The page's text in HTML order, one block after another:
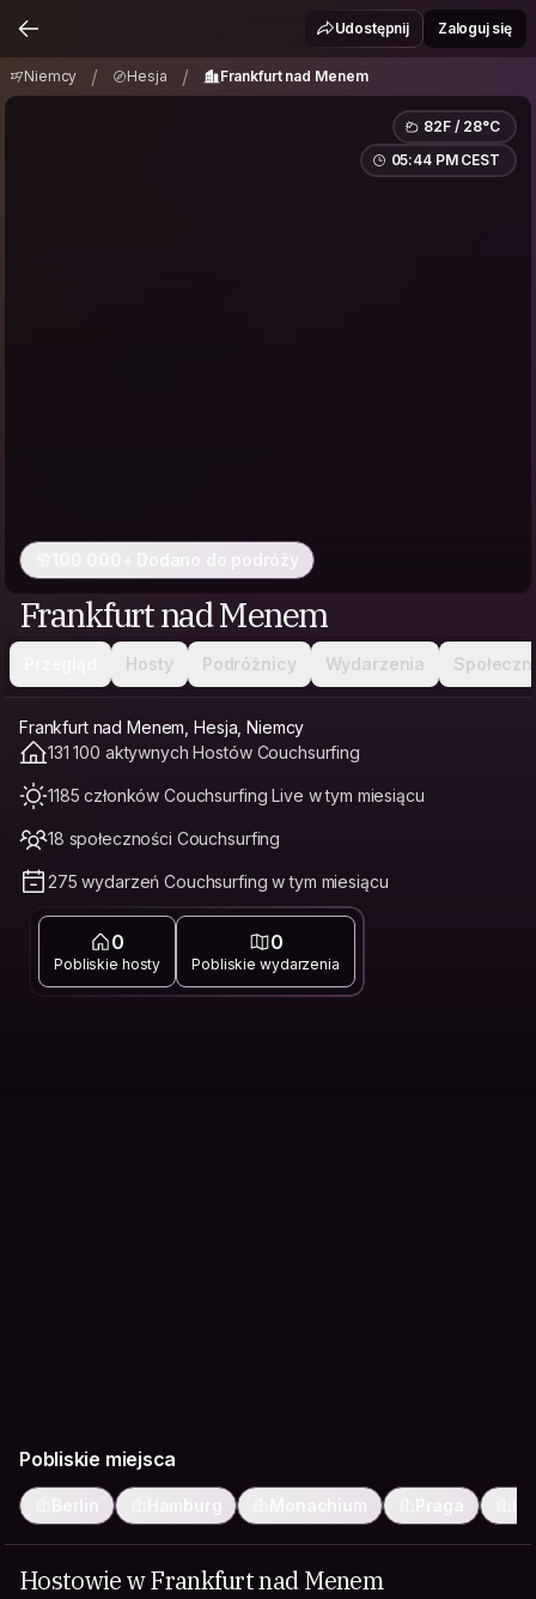
Frankfurt nad Menem
Udostępnij Zaloguj się
Niemcy / Hesja / Frankfurt nad Menem
82F / 28°C
05:44 PM CEST
100 000+ Dodano do podróży
Frankfurt nad Menem
Hosty Podróżnicy Wydarzenia
Frankfurt nad Menem, Hesja, Niemcy
131 100 aktywnych Hostów Couchsurfing
1185 członków Couchsurfing Live w tym miesiącu
18 społeczności Couchsurfing
275 wydarzeń Couchsurfing w tym miesiącu
0
Pobliskie hosty
0
Pobliskie wydarzenia
Pobliskie miejsca
Berlin Hamburg Monachium Praga
Hostowie w Frankfurt nad Menem